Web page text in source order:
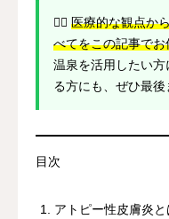
👨‍⚕️ 医療的な観点か
べてをこの記事で
温泉を活用したい
る方にも、ぜひ最後
目次
アトピー性皮膚炎